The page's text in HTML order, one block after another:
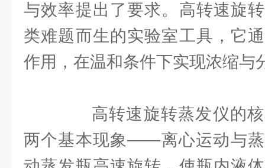
与效率提出了要求。高转速旋
类难题而生的实验室工具，它
作用，在温和条件下实现浓缩与
高转速旋转蒸发仪的核
两个基本现象——离心运动与